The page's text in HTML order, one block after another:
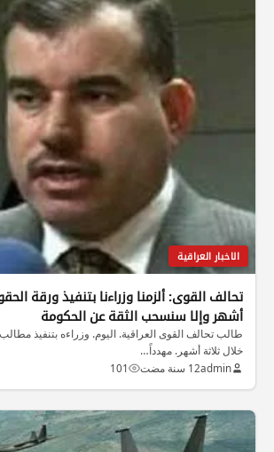
الاخبار العراقية
تحالف القوى: ألزمنا وزراءنا بتنفيذ ورقة
أشهر وإلا سنسحب الثقة عن الحكومة
طالب تحالف القوى العراقية. اليوم. وزراءه بتنفيذ
خلال ثلاثة أشهر. مهدداً…
admin12 سنة مضت 101